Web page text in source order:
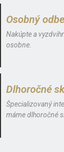
Osobný
Nakúpte a
osobne.
Dlhoročné
Špecializovaný
máme dlhoročné